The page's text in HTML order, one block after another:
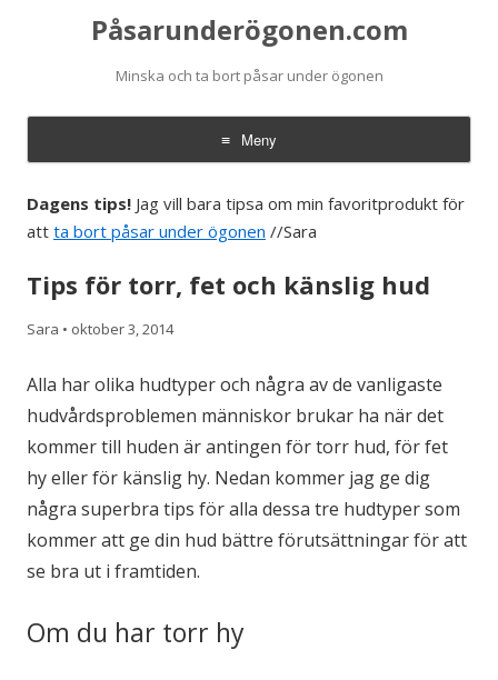
Påsarunderögonen.com
Minska och ta bort påsar under ögonen
Meny
Hoppa till innehåll
Dagens tips! Jag vill bara tipsa om min favoritprodukt för
att ta bort påsar under ögonen //Sara
Tips för torr, fet och känslig hud
Sara • oktober 3, 2014
Alla har olika hudtyper och några av de vanligaste
hudvårdsproblemen människor brukar ha när det
kommer till huden är antingen för torr hud, för fet
hy eller för känslig hy. Nedan kommer jag ge dig
några superbra tips för alla dessa tre hudtyper som
kommer att ge din hud bättre förutsättningar för att
se bra ut i framtiden.
Om du har torr hy